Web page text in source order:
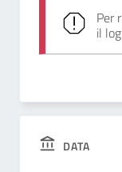
Per
il
DATA